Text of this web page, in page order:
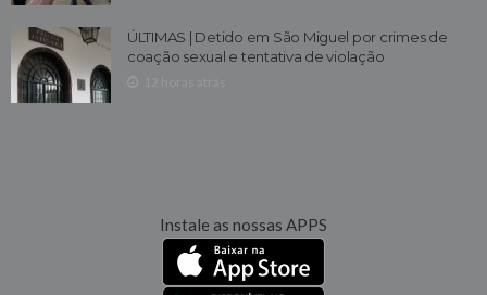
ÚLTIMAS | Detido em São Miguel por crimes de
coação sexual e tentativa de violação
Instale as nossas APPS